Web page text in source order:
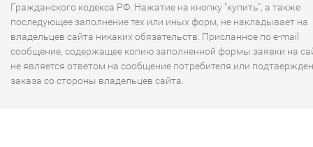
Гражданского кодекса РФ. Нажатие на кнопку "купить", а также
последующее заполнение тех или иных форм, не накладывает на
владельцев сайта никаких обязательств. Присланное по e-mail
сообщение, содержащее копию заполненной формы заявки на
не является ответом на сообщение потребителя или
заказа со стороны владельцев сайта.